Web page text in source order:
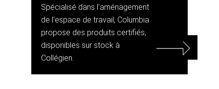
Spécialisé dans l'aménagement
de l'espace de travail, Columbia
propose des produits certifiés,
disponibles sur stock à
Collégien.